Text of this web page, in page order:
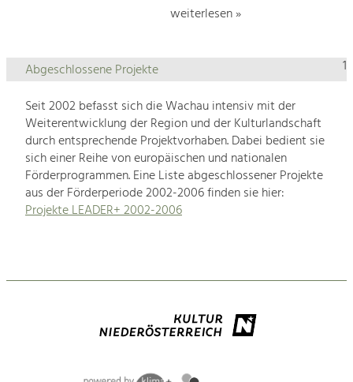
weiterlesen »
1
Abgeschlossene Projekte
Seit 2002 befasst sich die Wachau intensiv mit der
Weiterentwicklung der Region und der Kulturlandschaft
durch entsprechende Projektvorhaben. Dabei bedient sie
sich einer Reihe von europäischen und nationalen
Förderprogrammen. Eine Liste abgeschlossener Projekte
aus der Förderperiode 2002-2006 finden sie hier:
Projekte LEADER+ 2002-2006